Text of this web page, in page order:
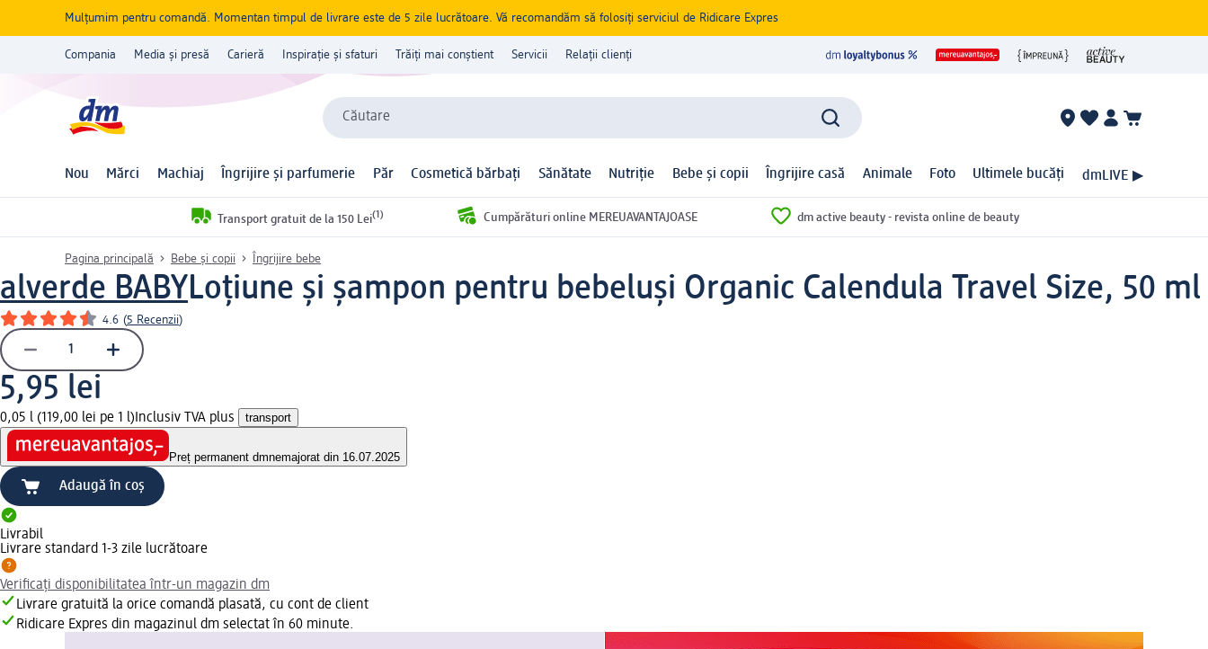
Mulțumim pentru comandă. Momentan timpul de livrare este de 5 zile lucrătoare. Vă recomandăm să folosiți serviciul de Ridicare Expres
Compania Media și presă Carieră Inspirație și sfaturi Trăiți mai conștient Servicii Relații clienți
Căutare
Nou Mărci Machiaj Îngrijire și parfumerie Păr Cosmetică bărbați Sănătate Nutriție Bebe și copii Îngrijire casă Animale Foto Ultimele bucăți dmLIVE ▶
Transport gratuit de la 150 Lei(1) Cumpărături online MEREUAVANTAJOASE dm active beauty - revista online de beauty
Pagina principală Bebe și copii Îngrijire bebe
alverde BABYLoțiune și șampon pentru bebeluși Organic Calendula Travel Size, 50 ml
4.6 (5 Recenzii)
5,95 lei
0,05 l (119,00 lei pe 1 l) Inclusiv TVA plus transport
Preț permanent dmnemajorat din 16.07.2025
Adaugă în coș
Livrabil
Livrare standard 1-3 zile lucrătoare
Verificați disponibilitatea într-un magazin dm
Livrare gratuită la orice comandă plasată, cu cont de client
Ridicare Expres din magazinul dm selectat în 60 minute.